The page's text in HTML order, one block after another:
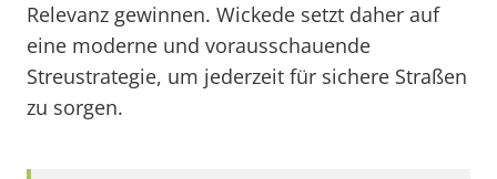
Relevanz gewinnen. Wickede setzt daher auf
eine moderne und vorausschauende
Streustrategie, um jederzeit für sichere Straßen
zu sorgen.